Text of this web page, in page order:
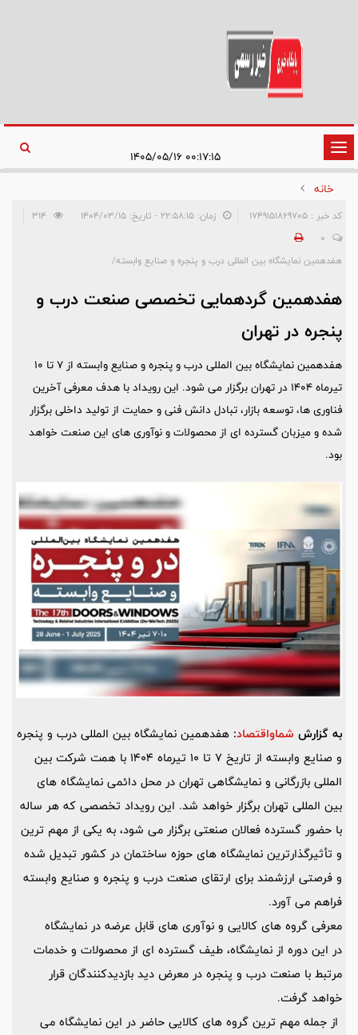
تغییر
وضعیت
ناوبری
خانه
کد خبر : 1749151869705 زمان: ۲۲:۵۸:۱۵ - تاریخ: ۱۴۰۴/۰۳/۱۵
0
هفدهمین نمایشگاه بین المللی درب و پنجره و صنایع وابسته/
هفدهمین گردهمایی تخصصی صنعت درب و
پنجره در تهران
هفدهمین نمایشگاه بین المللی درب و پنجره و صنایع وابسته از ۷ تا ۱۰
تیرماه ۱۴۰۴ در تهران برگزار می شود. این رویداد با هدف معرفی آخرین
فناوری ها، توسعه بازار، تبادل دانش فنی و حمایت از تولید داخلی برگزار
شده و میزبان گسترده ای از محصولات و نوآوری های این صنعت خواهد
بود.
به گزارش شماواقتصاد: هفدهمین نمایشگاه بین المللی درب و پنجره
و صنایع وابسته از تاریخ 7 تا 10 تیرماه 1404 با همت شرکت بین
المللی بازرگانی و نمایشگاهی تهران در محل دائمی نمایشگاه های
بین المللی تهران برگزار خواهد شد. این رویداد تخصصی که هر ساله
با حضور گسترده فعالان صنعتی برگزار می شود، به یکی از مهم ترین
و تأثیرگذارترین نمایشگاه های حوزه ساختمان در کشور تبدیل شده
و فرصتی ارزشمند برای ارتقای صنعت درب و پنجره و صنایع وابسته
فراهم می آورد.
معرفی گروه های کالایی و نوآوری های قابل عرضه در نمایشگاه
در این دوره از نمایشگاه، طیف گسترده ای از محصولات و خدمات
مرتبط با صنعت درب و پنجره در معرض دید بازدیدکنندگان قرار
خواهد گرفت.
از جمله مهم ترین گروه های کالایی حاضر در این نمایشگاه می